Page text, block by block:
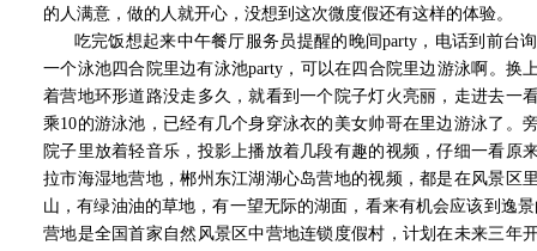
的人满意，做的人就开心，没想到这次微度假还有这样的体验。
吃完饭想起来中午餐厅服务员提醒的晚间party，电话到前台询
一个泳池四合院里边有泳池party，可以在四合院里边游泳啊。换
着营地环形道路没走多久，就看到一个院子灯火亮丽，走进去一
乘10的游泳池，已经有几个身穿泳衣的美女帅哥在里边游泳了。
院子里放着轻音乐，投影上播放着几段有趣的视频，仔细一看原
拉市海湿地营地，郴州东江湖湖心岛营地的视频，都是在风景区
山，有绿油油的草地，有一望无际的湖面，看来有机会应该到逸
营地是全国首家自然风景区中营地连锁度假村，计划在未来三年